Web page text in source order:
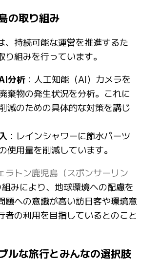
の取り組み
、持続可能な運営を推進するた
組みを行っています。
分析 ：人工知能（AI）カメラを
棄物の発生状況を分析。これに
減のための具体的な対策を講じ
：レインシャワーに節水パーツ
使用量を削減しています。
ラトン鹿児島（スポンサーリン
みにより、地球環境への配慮を
題への意識が高い訪日客や環境意
者の利用を目指しているとのこと
ルな旅行とみんなの選択肢